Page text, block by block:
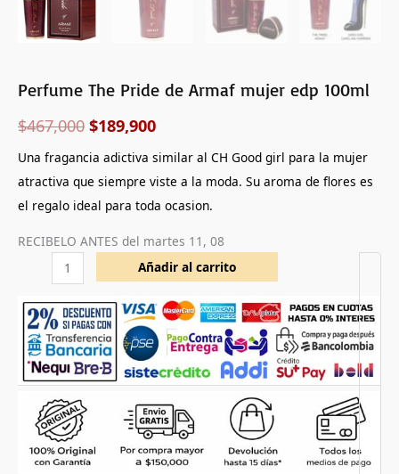
Perfume The Pride de Armaf mujer edp 100ml
$467,000 $189,900
Una fragancia adictiva similar al CH Good girl para la mujer
atractiva que siempre viste a la moda. Su aroma de flores es
el regalo ideal para toda ocasion.
RECIBELO ANTES del martes 11, 08
Añadir al carrito